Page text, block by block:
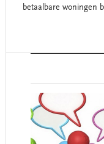
betaalbare woningen